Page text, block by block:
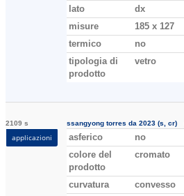
lato
dx
misure
185 x 127
termico
no
tipologia di
prodotto
vetro
2109 s
applicazioni
ssangyong torres da 2023 (s, cr)
asferico
no
colore del
prodotto
cromato
curvatura
convesso